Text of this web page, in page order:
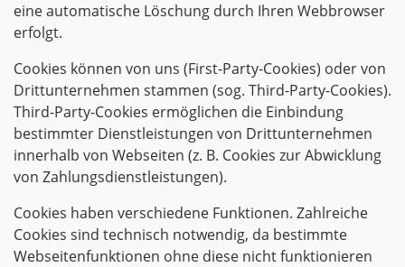
eine automatische Löschung durch Ihren Webbrowser
erfolgt.
Cookies können von uns (First-Party-Cookies) oder von
Drittunternehmen stammen (sog. Third-Party-Cookies).
Third-Party-Cookies ermöglichen die Einbindung
bestimmter Dienstleistungen von Drittunternehmen
innerhalb von Webseiten (z. B. Cookies zur Abwicklung
von Zahlungsdienstleistungen).
Cookies haben verschiedene Funktionen. Zahlreiche
Cookies sind technisch notwendig, da bestimmte
Webseitenfunktionen ohne diese nicht funktionieren